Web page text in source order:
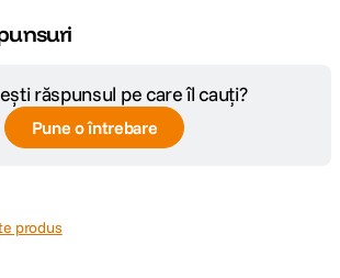
răspunsul pe care îl cauți?
Pune o întrebare
produs